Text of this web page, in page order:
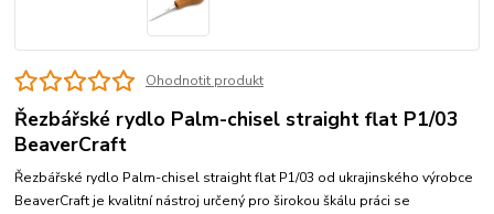
Ohodnotit produkt
Řezbářské rydlo Palm-chisel straight flat P1/03
BeaverCraft
Řezbářské rydlo Palm-chisel straight flat P1/03 od ukrajinského výrobce
BeaverCraft je kvalitní nástroj určený pro širokou škálu práci se